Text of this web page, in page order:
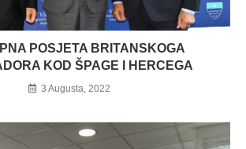
POSJETA BRITANSKOGA
KOD ŠPAGE I HERCEGA
3 Augusta, 2022